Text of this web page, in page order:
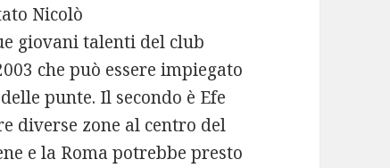
Nicolò
giovani talenti del club
che può essere impiegato
punte. Il secondo è Efe
diverse zone al centro del
e la Roma potrebbe presto